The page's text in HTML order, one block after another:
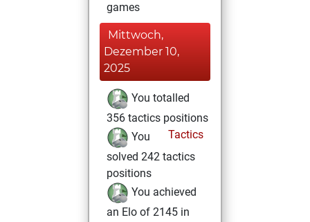
games
Mittwoch,
Dezember 10,
2025
You totalled
356 tactics positions
Tactics
You
solved 242 tactics
positions
You achieved
an Elo of 2145 in